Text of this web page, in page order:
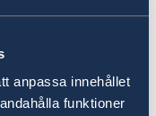
anpassa innehållet
funktioner
få det skickat